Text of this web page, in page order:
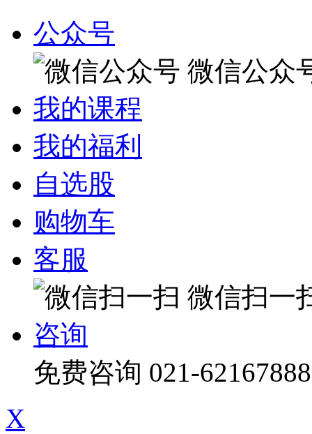
公众号
微信公众
我的课程
我的福利
自选股
购物车
客服
微信扫一
咨询
免费咨询 021-62167888
X